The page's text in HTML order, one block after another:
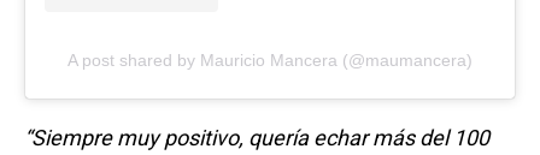
A post shared by Mauricio Mancera (@maumancera)
“Siempre muy positivo, quería echar más del 100